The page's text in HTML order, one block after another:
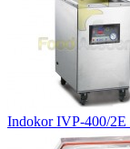
Indokor IVP-400/2E